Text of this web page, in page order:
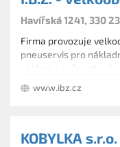
Havířská 1241, 330
Firma provozuje
pneuservis pro
nákladní,
www.ibz.cz
KOBYLKA s.r.o.